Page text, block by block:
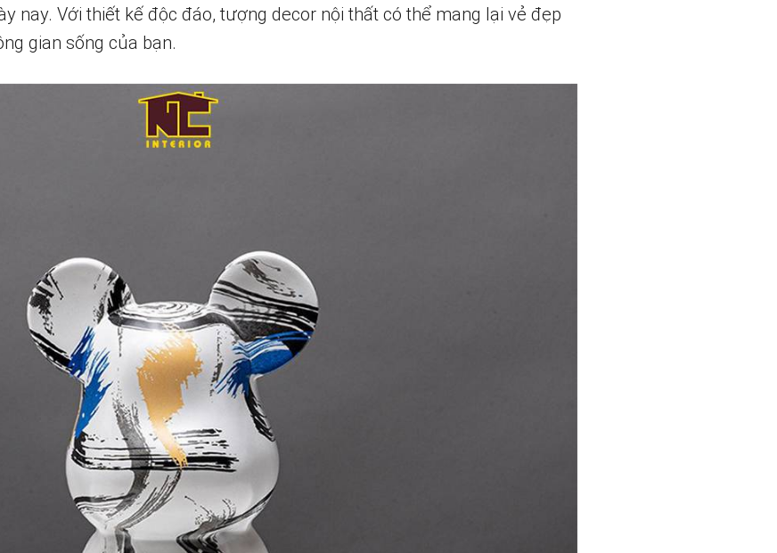
nay. Với thiết kế độc đáo, tượng decor nội thất có thể mang lại vẻ đẹp
gian sống của bạn.